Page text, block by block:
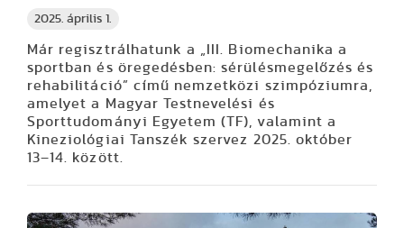
2025. április 1.
Már regisztrálhatunk a „III. Biomechanika a
sportban és öregedésben: sérülésmegelőzés és
rehabilitáció” című nemzetközi szimpóziumra,
amelyet a Magyar Testnevelési és
Sporttudományi Egyetem (TF), valamint a
Kineziológiai Tanszék szervez 2025. október
13–14. között.